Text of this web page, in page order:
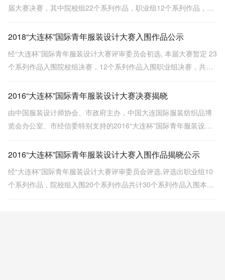
届大赛决赛，其中院校组22个系列作品，职业组12个系列作品，大
至参赛选手登记地点及邮箱，望周知。
2018“大连杯”国际青年服装设计大赛入围作品公示
经“大连杯”国际青年服装设计大赛评审委员会初选, 本届大赛暂定 23
个系列作品入围院校组决赛，12个系列作品入围职业组决赛，共计
2016“大连杯”国际青年服装设计大赛决赛揭晓
由中国服装设计师协会、市政府主办，中国大连国际服装纺织品博
览会办公室、市经信委特别支持的2016“大连杯”国际青年服装设计
2016“大连杯”国际青年服装设计大赛入围作品揭晓公示
经“大连杯”国际青年服装设计大赛评审委员会评选,评选出职业组10
个系列作品，院校组入围20个系列作品共计30个系列作品入围本次